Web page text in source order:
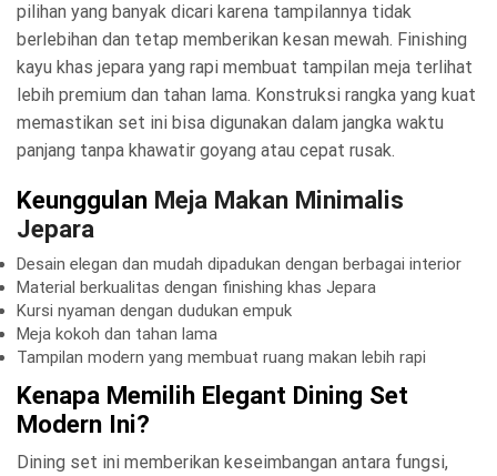
pilihan yang banyak dicari karena tampilannya tidak
berlebihan dan tetap memberikan kesan mewah. Finishing
kayu khas jepara yang rapi membuat tampilan meja terlihat
lebih premium dan tahan lama. Konstruksi rangka yang kuat
memastikan set ini bisa digunakan dalam jangka waktu
panjang tanpa khawatir goyang atau cepat rusak.
Keunggulan Meja Makan Minimalis
Jepara
Desain elegan dan mudah dipadukan dengan berbagai interior
Material berkualitas dengan finishing khas Jepara
Kursi nyaman dengan dudukan empuk
Meja kokoh dan tahan lama
Tampilan modern yang membuat ruang makan lebih rapi
Kenapa Memilih Elegant Dining Set
Modern Ini?
Dining set ini memberikan keseimbangan antara fungsi,